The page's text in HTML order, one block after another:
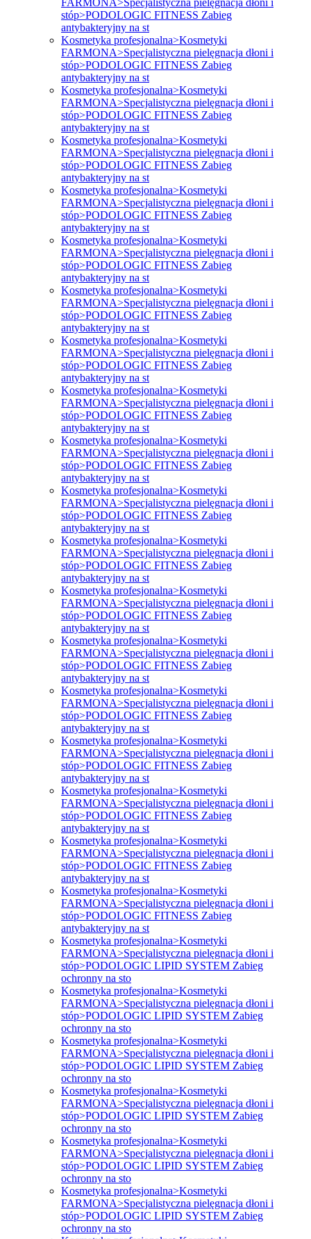
stóp>PODOLOGIC FITNESS Zabieg
antybakteryjny na st
Kosmetyka profesjonalna>Kosmetyki
FARMONA>Specjalistyczna pielęgnacja dłoni i
stóp>PODOLOGIC FITNESS Zabieg
antybakteryjny na st
Kosmetyka profesjonalna>Kosmetyki
FARMONA>Specjalistyczna pielęgnacja dłoni i
stóp>PODOLOGIC FITNESS Zabieg
antybakteryjny na st
Kosmetyka profesjonalna>Kosmetyki
FARMONA>Specjalistyczna pielęgnacja dłoni i
stóp>PODOLOGIC FITNESS Zabieg
antybakteryjny na st
Kosmetyka profesjonalna>Kosmetyki
FARMONA>Specjalistyczna pielęgnacja dłoni i
stóp>PODOLOGIC FITNESS Zabieg
antybakteryjny na st
Kosmetyka profesjonalna>Kosmetyki
FARMONA>Specjalistyczna pielęgnacja dłoni i
stóp>PODOLOGIC FITNESS Zabieg
antybakteryjny na st
Kosmetyka profesjonalna>Kosmetyki
FARMONA>Specjalistyczna pielęgnacja dłoni i
stóp>PODOLOGIC FITNESS Zabieg
antybakteryjny na st
Kosmetyka profesjonalna>Kosmetyki
FARMONA>Specjalistyczna pielęgnacja dłoni i
stóp>PODOLOGIC FITNESS Zabieg
antybakteryjny na st
Kosmetyka profesjonalna>Kosmetyki
FARMONA>Specjalistyczna pielęgnacja dłoni i
stóp>PODOLOGIC FITNESS Zabieg
antybakteryjny na st
Kosmetyka profesjonalna>Kosmetyki
FARMONA>Specjalistyczna pielęgnacja dłoni i
stóp>PODOLOGIC FITNESS Zabieg
antybakteryjny na st
Kosmetyka profesjonalna>Kosmetyki
FARMONA>Specjalistyczna pielęgnacja dłoni i
stóp>PODOLOGIC FITNESS Zabieg
antybakteryjny na st
Kosmetyka profesjonalna>Kosmetyki
FARMONA>Specjalistyczna pielęgnacja dłoni i
stóp>PODOLOGIC FITNESS Zabieg
antybakteryjny na st
Kosmetyka profesjonalna>Kosmetyki
FARMONA>Specjalistyczna pielęgnacja dłoni i
stóp>PODOLOGIC FITNESS Zabieg
antybakteryjny na st
Kosmetyka profesjonalna>Kosmetyki
FARMONA>Specjalistyczna pielęgnacja dłoni i
stóp>PODOLOGIC FITNESS Zabieg
antybakteryjny na st
Kosmetyka profesjonalna>Kosmetyki
FARMONA>Specjalistyczna pielęgnacja dłoni i
stóp>PODOLOGIC FITNESS Zabieg
antybakteryjny na st
Kosmetyka profesjonalna>Kosmetyki
FARMONA>Specjalistyczna pielęgnacja dłoni i
stóp>PODOLOGIC FITNESS Zabieg
antybakteryjny na st
Kosmetyka profesjonalna>Kosmetyki
FARMONA>Specjalistyczna pielęgnacja dłoni i
stóp>PODOLOGIC FITNESS Zabieg
antybakteryjny na st
Kosmetyka profesjonalna>Kosmetyki
FARMONA>Specjalistyczna pielęgnacja dłoni i
stóp>PODOLOGIC FITNESS Zabieg
antybakteryjny na st
Kosmetyka profesjonalna>Kosmetyki
FARMONA>Specjalistyczna pielęgnacja dłoni i
stóp>PODOLOGIC FITNESS Zabieg
antybakteryjny na st
Kosmetyka profesjonalna>Kosmetyki
FARMONA>Specjalistyczna pielęgnacja dłoni i
stóp>PODOLOGIC LIPID SYSTEM Zabieg
ochronny na sto
Kosmetyka profesjonalna>Kosmetyki
FARMONA>Specjalistyczna pielęgnacja dłoni i
stóp>PODOLOGIC LIPID SYSTEM Zabieg
ochronny na sto
Kosmetyka profesjonalna>Kosmetyki
FARMONA>Specjalistyczna pielęgnacja dłoni i
stóp>PODOLOGIC LIPID SYSTEM Zabieg
ochronny na sto
Kosmetyka profesjonalna>Kosmetyki
FARMONA>Specjalistyczna pielęgnacja dłoni i
stóp>PODOLOGIC LIPID SYSTEM Zabieg
ochronny na sto
Kosmetyka profesjonalna>Kosmetyki
FARMONA>Specjalistyczna pielęgnacja dłoni i
stóp>PODOLOGIC LIPID SYSTEM Zabieg
ochronny na sto
Kosmetyka profesjonalna>Kosmetyki
FARMONA>Specjalistyczna pielęgnacja dłoni i
stóp>PODOLOGIC LIPID SYSTEM Zabieg
ochronny na sto